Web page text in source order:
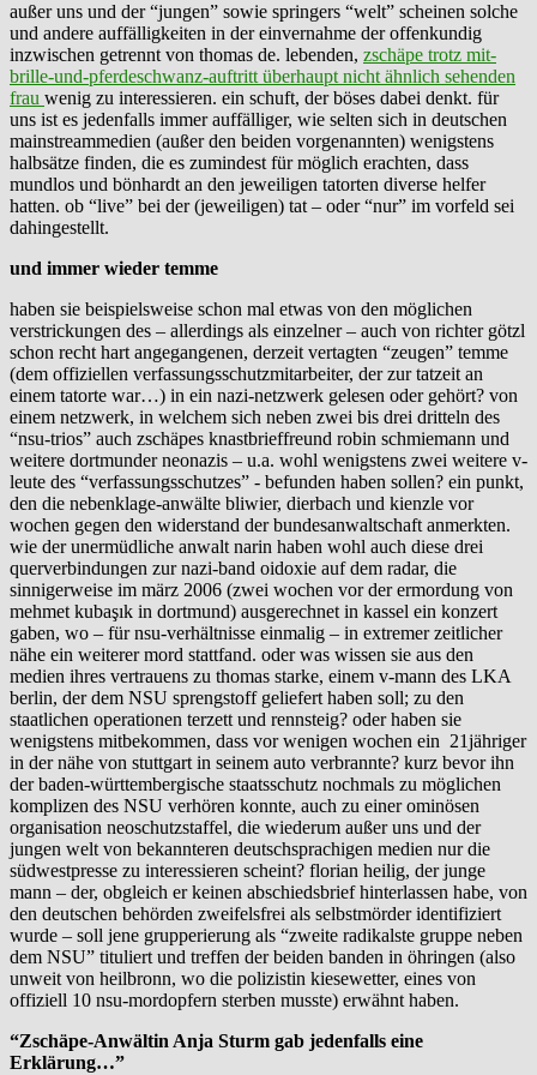
außer uns und der “jungen” sowie springers “welt” scheinen solche
und andere auffälligkeiten in der einvernahme der offenkundig
inzwischen getrennt von thomas de. lebenden, zschäpe trotz mit-
brille-und-pferdeschwanz-auftritt überhaupt nicht ähnlich sehenden
frau wenig zu interessieren. ein schuft, der böses dabei denkt. für
uns ist es jedenfalls immer auffälliger, wie selten sich in deutschen
mainstreammedien (außer den beiden vorgenannten) wenigstens
halbsätze finden, die es zumindest für möglich erachten, dass
mundlos und bönhardt an den jeweiligen tatorten diverse helfer
hatten. ob “live” bei der (jeweiligen) tat – oder “nur” im vorfeld sei
dahingestellt.
und immer wieder temme
haben sie beispielsweise schon mal etwas von den möglichen
verstrickungen des – allerdings als einzelner – auch von richter götzl
schon recht hart angegangenen, derzeit vertagten “zeugen” temme
(dem offiziellen verfassungsschutzmitarbeiter, der zur tatzeit an
einem tatorte war…) in ein nazi-netzwerk gelesen oder gehört? von
einem netzwerk, in welchem sich neben zwei bis drei dritteln des
“nsu-trios” auch zschäpes knastbrieffreund robin schmiemann und
weitere dortmunder neonazis – u.a. wohl wenigstens zwei weitere v-
leute des “verfassungsschutzes” - befunden haben sollen? ein punkt,
den die nebenklage-anwälte bliwier, dierbach und kienzle vor
wochen gegen den widerstand der bundesanwaltschaft anmerkten.
wie der unermüdliche anwalt narin haben wohl auch diese drei
querverbindungen zur nazi-band oidoxie auf dem radar, die
sinnigerweise im märz 2006 (zwei wochen vor der ermordung von
mehmet kubaşık in dortmund) ausgerechnet in kassel ein konzert
gaben, wo – für nsu-verhältnisse einmalig – in extremer zeitlicher
nähe ein weiterer mord stattfand. oder was wissen sie aus den
medien ihres vertrauens zu thomas starke, einem v-mann des LKA
berlin, der dem NSU sprengstoff geliefert haben soll; zu den
staatlichen operationen terzett und rennsteig? oder haben sie
wenigstens mitbekommen, dass vor wenigen wochen ein 21jähriger
in der nähe von stuttgart in seinem auto verbrannte? kurz bevor ihn
der baden-württembergische staatsschutz nochmals zu möglichen
komplizen des NSU verhören konnte, auch zu einer ominösen
organisation neoschutzstaffel, die wiederum außer uns und der
jungen welt von bekannteren deutschsprachigen medien nur die
südwestpresse zu interessieren scheint? florian heilig, der junge
mann – der, obgleich er keinen abschiedsbrief hinterlassen habe, von
den deutschen behörden zweifelsfrei als selbstmörder identifiziert
wurde – soll jene grupperierung als “zweite radikalste gruppe neben
dem NSU” tituliert und treffen der beiden banden in öhringen (also
unweit von heilbronn, wo die polizistin kiesewetter, eines von
offiziell 10 nsu-mordopfern sterben musste) erwähnt haben.
“Zschäpe-Anwältin Anja Sturm gab jedenfalls eine
Erklärung…”